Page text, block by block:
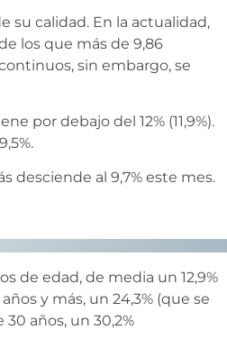
su calidad. En la actualidad,
los que más de 9,86
sin embargo, se
por debajo del 12% (11,9%).
desciende al 9,7% este mes.
de edad, de media un 12,9%
y más, un 24,3% (que se
30 años, un 30,2%